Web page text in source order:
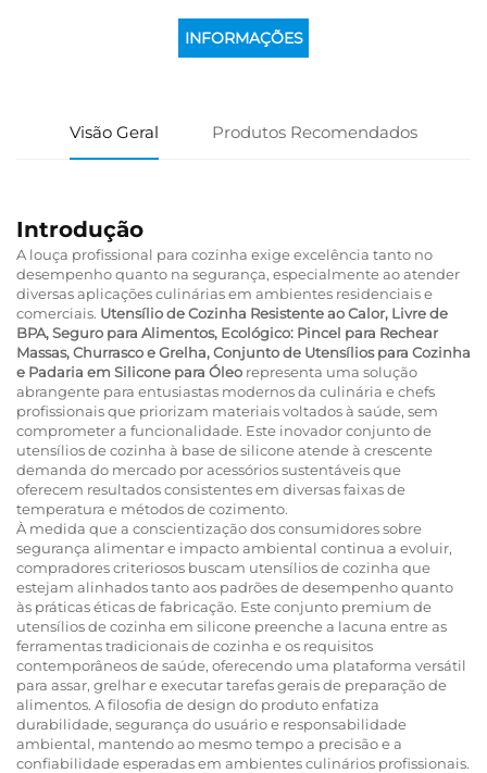
INFORMAÇÕES
Visão Geral Produtos Recomendados
Introdução
A louça profissional para cozinha exige excelência tanto no
desempenho quanto na segurança, especialmente ao atender
diversas aplicações culinárias em ambientes residenciais e
comerciais. Utensílio de Cozinha Resistente ao Calor, Livre de
BPA, Seguro para Alimentos, Ecológico: Pincel para Rechear
Massas, Churrasco e Grelha, Conjunto de Utensílios para Cozinha
e Padaria em Silicone para Óleo representa uma solução
abrangente para entusiastas modernos da culinária e chefs
profissionais que priorizam materiais voltados à saúde, sem
comprometer a funcionalidade. Este inovador conjunto de
utensílios de cozinha à base de silicone atende à crescente
demanda do mercado por acessórios sustentáveis que
oferecem resultados consistentes em diversas faixas de
temperatura e métodos de cozimento.
À medida que a conscientização dos consumidores sobre
segurança alimentar e impacto ambiental continua a evoluir,
compradores criteriosos buscam utensílios de cozinha que
estejam alinhados tanto aos padrões de desempenho quanto
às práticas éticas de fabricação. Este conjunto premium de
utensílios de cozinha em silicone preenche a lacuna entre as
ferramentas tradicionais de cozinha e os requisitos
contemporâneos de saúde, oferecendo uma plataforma versátil
para assar, grelhar e executar tarefas gerais de preparação de
alimentos. A filosofia de design do produto enfatiza
durabilidade, segurança do usuário e responsabilidade
ambiental, mantendo ao mesmo tempo a precisão e a
confiabilidade esperadas em ambientes culinários profissionais.